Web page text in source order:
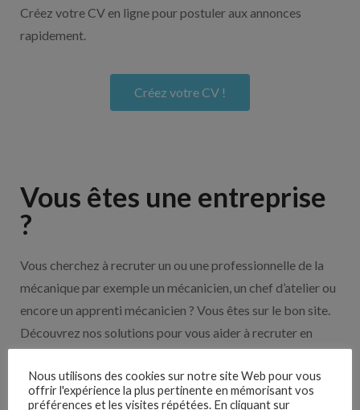
Créez votre CV en ligne pour postuler aux annonces
rapidement.
Créez votre CV !
Vous êtes une entreprise
?
Vous cherchez à recruter un ou une professionnelle de la
mécanique par exemple un mécanicien, un chef d’atelier ou
encore un apprenti mécanicien ? Vous êtes sur le bon site.
Découvrez nos solutions pour vous aider à recruter en
Nous utilisons des cookies sur notre site Web pour vous
offrir l'expérience la plus pertinente en mémorisant vos
préférences et les visites répétées. En cliquant sur